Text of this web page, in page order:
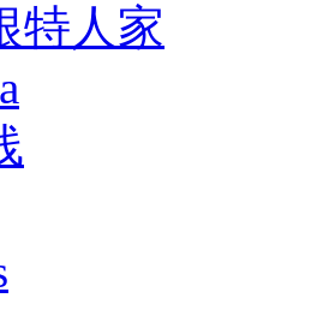
特人家